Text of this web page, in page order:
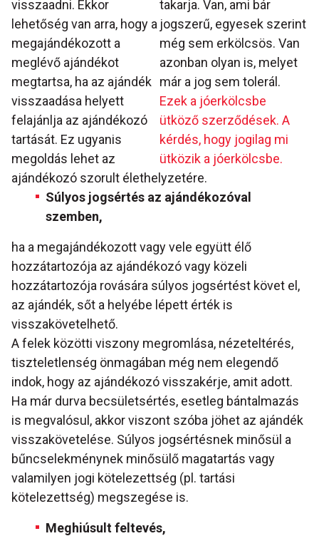
takarja. Van, ami bár
jogszerű, egyesek szerint
még sem erkölcsös. Van
azonban olyan is, melyet
már a jog sem tolerál.
Ezek a jóerkölcsbe
ütköző szerződések. A
kérdés, hogy jogilag mi
ütközik a jóerkölcsbe.
visszaadni. Ekkor
lehetőség van arra, hogy a
megajándékozott a
meglévő ajándékot
megtartsa, ha az ajándék
visszaadása helyett
felajánlja az ajándékozó
tartását. Ez ugyanis
megoldás lehet az
ajándékozó szorult élethelyzetére.
Súlyos jogsértés az ajándékozóval
szemben,
ha a megajándékozott vagy vele együtt élő
hozzátartozója az ajándékozó vagy közeli
hozzátartozója rovására súlyos jogsértést követ el,
az ajándék, sőt a helyébe lépett érték is
visszakövetelhető.
A felek közötti viszony megromlása, nézeteltérés,
tiszteletlenség önmagában még nem elegendő
indok, hogy az ajándékozó visszakérje, amit adott.
Ha már durva becsületsértés, esetleg bántalmazás
is megvalósul, akkor viszont szóba jöhet az ajándék
visszakövetelése. Súlyos jogsértésnek minősül a
bűncselekménynek minősülő magatartás vagy
valamilyen jogi kötelezettség (pl. tartási
kötelezettség) megszegése is.
Meghiúsult feltevés,